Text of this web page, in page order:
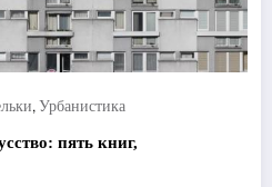
, Урбанистика
пять книг,